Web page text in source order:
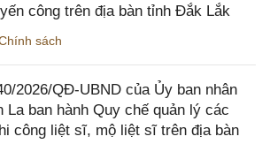
công trên địa bàn tỉnh Đắk Lắk
sách
2026/QĐ-UBND của Ủy ban nhân
La ban hành Quy chế quản lý các
công liệt sĩ, mộ liệt sĩ trên địa bàn